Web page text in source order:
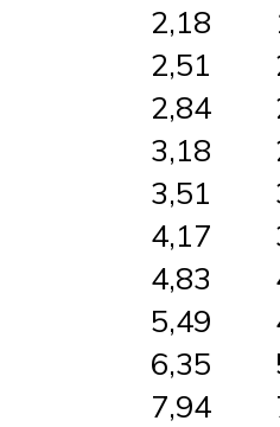
2,18
2,51
2,84
3,18
3,51
4,17
4,83
5,49
6,35
7,94